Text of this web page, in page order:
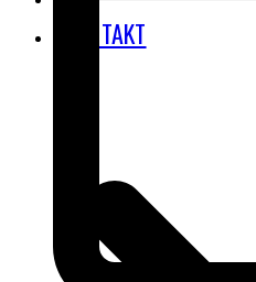
KONTAKT